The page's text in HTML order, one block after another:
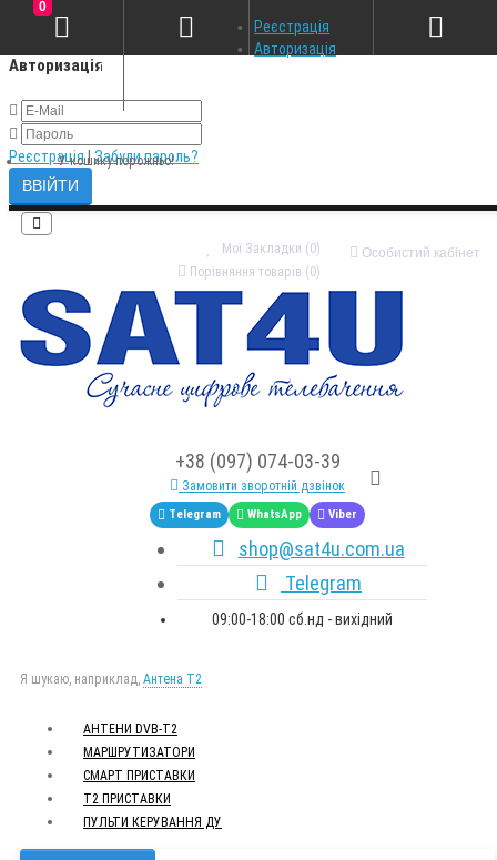
Авторизація
Реєстрація|Забули пароль?
Особистий кабінет
Мої Закладки (0)
Порівняння товарів (0)
+38 (097) 074-03-39
Замовити зворотній дзвінок
Telegram WhatsApp Viber
shop@sat4u.com.ua
Telegram
09:00-18:00 сб.нд - вихідний
Я шукаю, наприклад, Антена Т2
Реєстрація
Авторизація
0
У кошику порожньо!
АНТЕНИ DVB-Т2
МАРШРУТИЗАТОРИ
СМАРТ ПРИСТАВКИ
Т2 ПРИСТАВКИ
ПУЛЬТИ КЕРУВАННЯ ДУ